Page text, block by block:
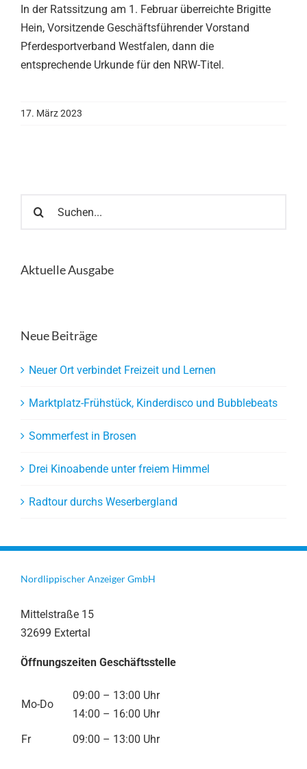
In der Ratssitzung am 1. Februar überreichte Brigitte
Hein, Vorsitzende Geschäftsführender Vorstand
Pferdesportverband Westfalen, dann die
entsprechende Urkunde für den NRW-Titel.
17. März 2023
nach:
Aktuelle Ausgabe
Neue Beiträge
Neuer Ort verbindet Freizeit und Lernen
Marktplatz-Frühstück, Kinderdisco und Bubblebeats
Sommerfest in Brosen
Drei Kinoabende unter freiem Himmel
Radtour durchs Weserbergland
Nordlippischer Anzeiger GmbH
Mittelstraße 15
32699 Extertal
Öffnungszeiten Geschäftsstelle
Mo-Do
09:00 – 13:00 Uhr
14:00 – 16:00 Uhr
Fr
09:00 – 13:00 Uhr